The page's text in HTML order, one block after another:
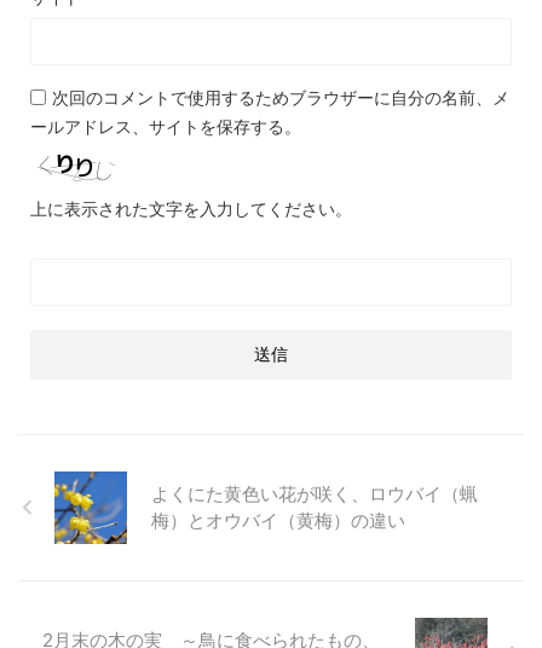
次回のコメントで使用するためブラウザーに自分の名前、メ
ールアドレス、サイトを保存する。
上に表示された文字を入力してください。
よくにた黄色い花が咲く、ロウバイ（蝋
梅）とオウバイ（黄梅）の違い
2月末の木の実 ～鳥に食べられたもの、